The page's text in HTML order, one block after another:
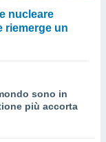
nucleare
riemerge un
sono in
più accorta